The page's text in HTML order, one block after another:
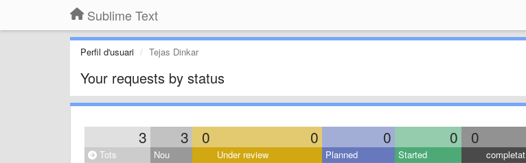
Sublime Text
Perfil d'usuari Tejas Dinkar
Your requests by status
3 3 0 0 0 0 0
Tots Nou Under review Planned Started completat